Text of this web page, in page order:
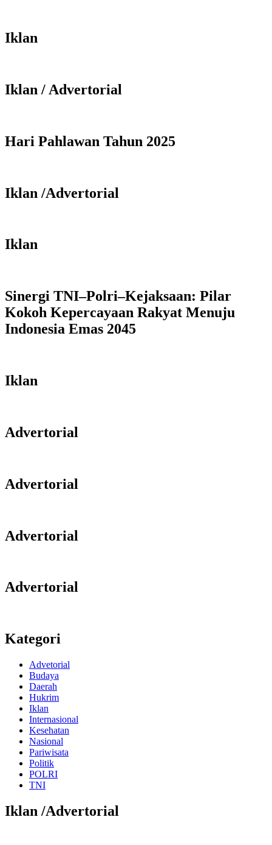
Iklan
Iklan / Advertorial
Hari Pahlawan Tahun 2025
Iklan /Advertorial
Iklan
Sinergi TNI–Polri–Kejaksaan: Pilar
Kokoh Kepercayaan Rakyat Menuju
Indonesia Emas 2045
Iklan
Advertorial
Advertorial
Advertorial
Advertorial
Kategori
Advetorial
Budaya
Daerah
Hukrim
Iklan
Internasional
Kesehatan
Nasional
Pariwisata
Politik
POLRI
TNI
Iklan /Advertorial